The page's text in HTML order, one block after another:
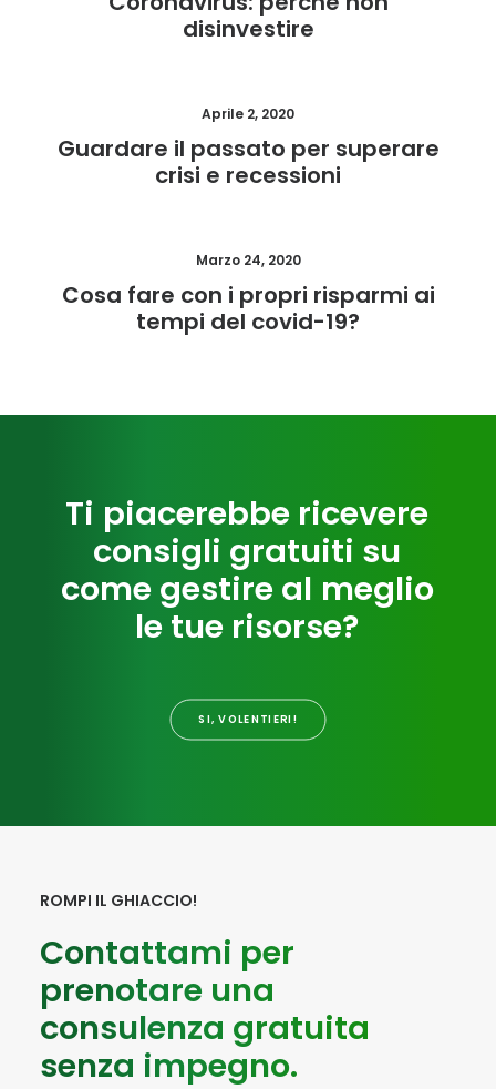
disinvestire
Aprile 2, 2020
Guardare il passato per superare
crisi e recessioni
Marzo 24, 2020
Cosa fare con i propri risparmi ai
tempi del covid-19?
Ti piacerebbe ricevere
consigli gratuiti su
come gestire al meglio
le tue risorse?
SI, VOLENTIERI!
ROMPI IL GHIACCIO!
Contattami per
prenotare una
consulenza gratuita
senza impegno.